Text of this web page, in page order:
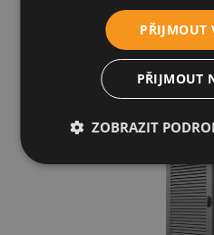
DC Charge
PŘIJMOUT
PŘIJMOUT
ZOBRAZIT